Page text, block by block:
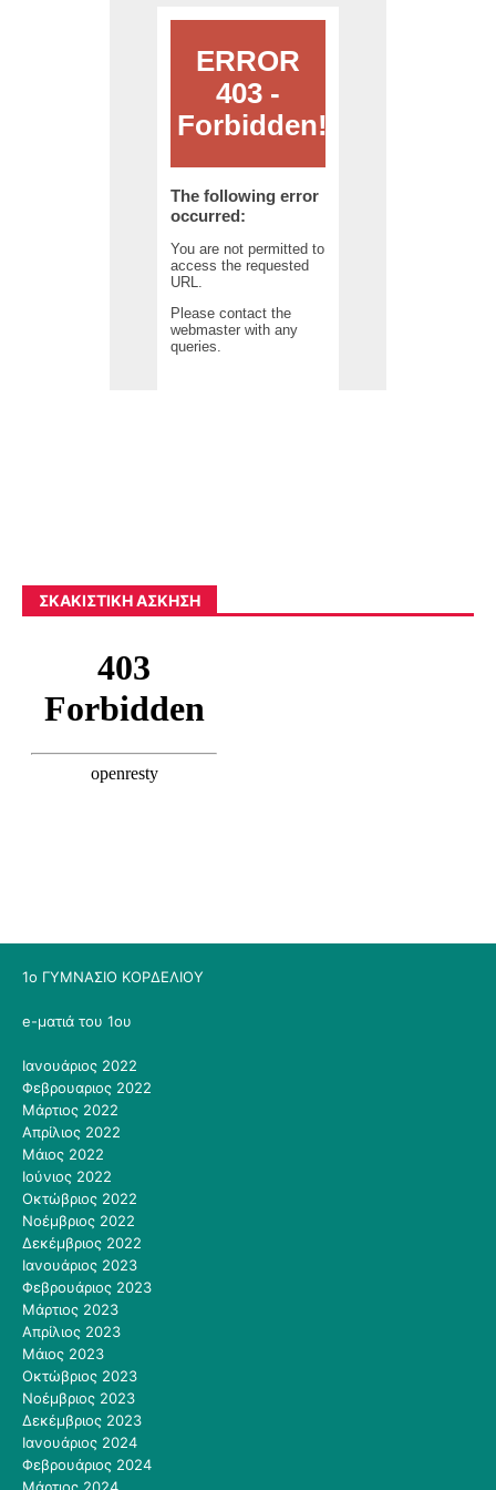
ΣΚΑΚΙΣΤΙΚΉ ΆΣΚΗΣΗ
1ο ΓΥΜΝΑΣΙΟ ΚΟΡΔΕΛΙΟΥ
e-ματιά του 1ου
Ιανουάριος 2022
Φεβρουαριος 2022
Μάρτιος 2022
Απρίλιος 2022
Μάιος 2022
Ιούνιος 2022
Οκτώβριος 2022
Νοέμβριος 2022
Δεκέμβριος 2022
Ιανουάριος 2023
Φεβρουάριος 2023
Μάρτιος 2023
Απρίλιος 2023
Μάιος 2023
Οκτώβριος 2023
Νοέμβριος 2023
Δεκέμβριος 2023
Ιανουάριος 2024
Φεβρουάριος 2024
Μάρτιος 2024